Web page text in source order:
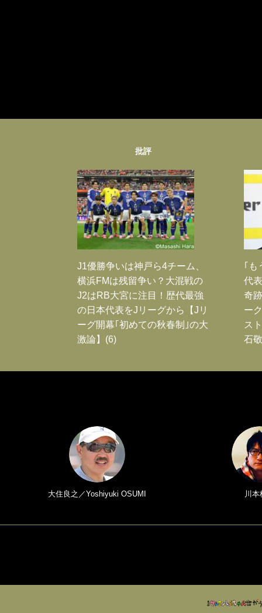
批評
J1優勝争いは神戸ら4チーム、
横浜FMは残留争い？大混戦の
J2はRB大宮に注目！歴代最強
の日本代表をJリーグから【Jリ
ーグ開幕｢初めての秋春制｣の大
激論】(6)
｢も
代
奇
ー
ス
石
大住良之／Yoshiyuki OSUMI 川本